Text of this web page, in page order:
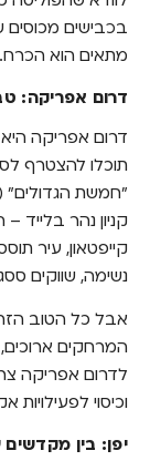
בכבישים מכוסים
מתאים הוא הכרח.
דרום אפריקה:
דרום אפריקה היא
תוכלו להצטרף
"חמשת הגדולים"
קניון נהר בלייד
קייפטאון, עיר
נשימה, שווקים
אבל כל הטוב הזה
המרחקים ארוכים,
לדרום אפריקה
וכיסוי לפעילויות
יפן: בין